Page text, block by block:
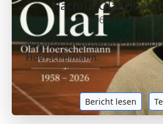
Nachruf Olaf
06.07.2026 -
Nachruf für unseren
Hoerschelmann.
Bericht lesen